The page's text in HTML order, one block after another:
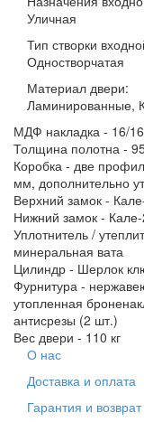
Уличная
Тип створки
Одностворчатая
Материал двери:
Ламинированные,
МДФ накладка - 16/
Толщина полотна -
Коробка - две
мм, дополнительно
Верхний замок -
Нижний замок -
Уплотнитель /
минеральная вата
Цилиндр - Шерлок
Фурнитура -
утопленная
антисрезы (2 шт.)
Вес двери - 110 кг
О нас
Доставка и оплата
Гарантия и возврат